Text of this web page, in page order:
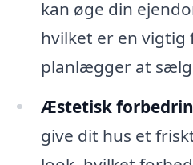
kan øge din
hvilket er en vigtig
planlægger at
Æstetisk
give dit hus et